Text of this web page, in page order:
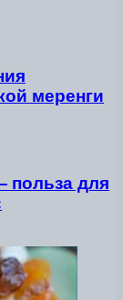
меренги
польза для